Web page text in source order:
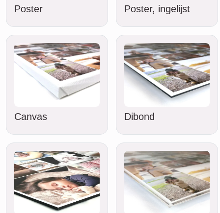
Poster Poster, ingelijst
Canvas Dibond